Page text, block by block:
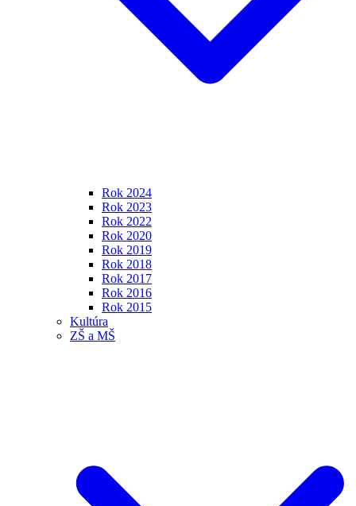
Rok 2024
Rok 2023
Rok 2022
Rok 2020
Rok 2019
Rok 2018
Rok 2017
Rok 2016
Rok 2015
Kultúra
ZŠ a MŠ